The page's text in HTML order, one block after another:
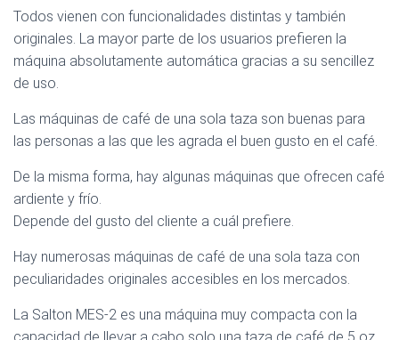
Todos vienen con funcionalidades distintas y también
originales. La mayor parte de los usuarios prefieren la
máquina absolutamente automática gracias a su sencillez
de uso.
Las máquinas de café de una sola taza son buenas para
las personas a las que les agrada el buen gusto en el café.
De la misma forma, hay algunas máquinas que ofrecen café
ardiente y frío.
Depende del gusto del cliente a cuál prefiere.
Hay numerosas máquinas de café de una sola taza con
peculiaridades originales accesibles en los mercados.
La Salton MES-2 es una máquina muy compacta con la